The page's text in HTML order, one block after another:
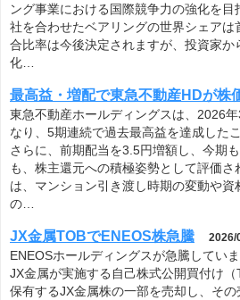
ング事業における国際競争力の強化を
社を合わせたベアリングの世界シェア
合比率は今後決定されますが、投資家
化…
最高益・増配で東急不動産HDが株
東急不動産ホールディングスは、2026
なり、5期連続で過去最高益を達成した
さらに、前期配当を3.5円増額し、今期
も、株主還元への積極姿勢として評価
は、マンション引き渡し時期の変動や
の…
JX金属TOBでENEOS株急騰 2026/
ENEOSホールディングスが急騰してい
JX金属が実施する自己株式公開買付け
保有するJX金属株の一部を売却し、そ